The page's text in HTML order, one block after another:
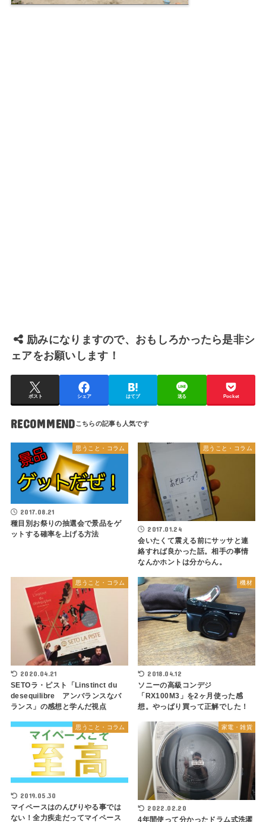
励みになりますので、おもしろかったら是非シ
ェアをお願いします！
ポスト シェア はてブ 送る Pocket
RECOMMEND
思うこと・コラム
2017.08.21
種目別お祭りの抽選会で景品をゲ
ットする確率を上げる方法
思うこと・コラム
2017.01.24
会いたくて震える前にサッサと連
絡すれば良かった話。相手の事情
なんかホントは分からん。
思うこと・コラム
2020.04.21
SETOラ・ピスト「Linstinct du
desequilibre アンバランスなバ
ランス」の感想と学んだ視点
機材
2018.04.12
ソニーの高級コンデジ
「RX100M3」を2ヶ月使った感
想。やっぱり買って正解でした！
思うこと・コラム
2019.05.30
マイペースはのんびりやる事では
ない！全力疾走だってマイペース
家電・雑貨
2022.02.20
4年間使って分かったドラム式洗濯